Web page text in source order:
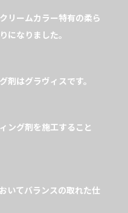
リームカラー特有の柔ら
になりました。
剤はグラヴィスです。
ング剤を施工すること
いてバランスの取れた仕